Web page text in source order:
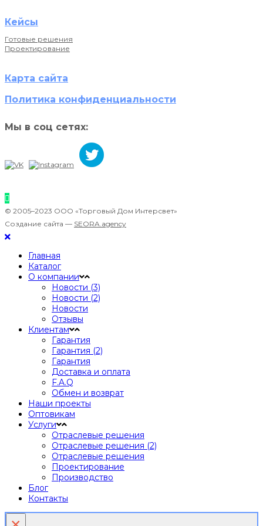
Кейсы
Готовые решения
Проектирование
Карта сайта
Политика конфиденциальности
Мы в соц сетях:
© 2005–2023 ООО «Торговый Дом Интерсвет»
Создание сайта — SEORA.agency
Главная
Каталог
О компании
Новости (3)
Новости (2)
Новости
Отзывы
Клиентам
Гарантия
Гарантия (2)
Гарантия
Доставка и оплата
F.A.Q
Обмен и возврат
Наши проекты
Оптовикам
Услуги
Отраслевые решения
Отраслевые решения (2)
Отраслевые решения
Проектирование
Производство
Блог
Контакты